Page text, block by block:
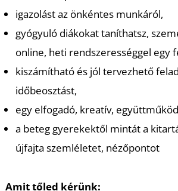
igazolást az önkéntes munkáról,
gyógyuló diákokat taníthatsz,
online, heti rendszerességgel egy
kiszámítható és jól tervezhető
időbeosztást,
egy elfogadó, kreatív,
a beteg gyerekektől mintát a
újfajta szemléletet, nézőpontot
Amit tőled kérünk: